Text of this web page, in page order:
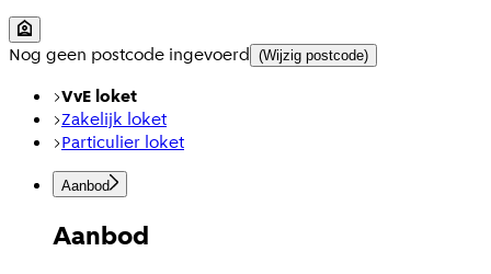
Nog geen postcode ingevoerd (Wijzig postcode)
VvE loket
Zakelijk loket
Particulier loket
Aanbod
Aanbod